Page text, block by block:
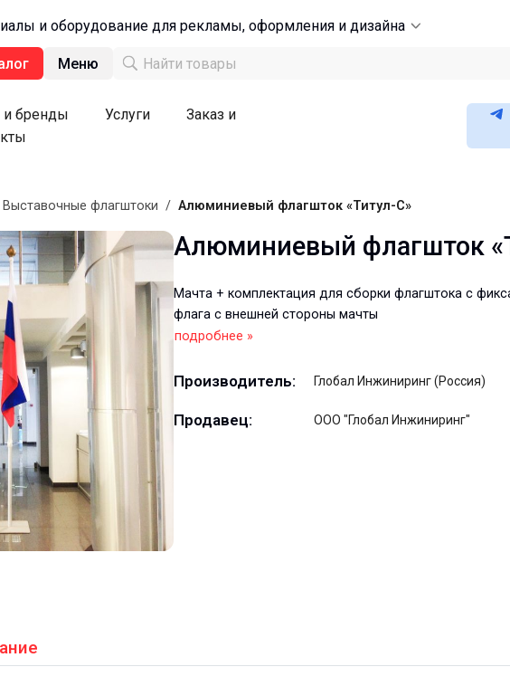
и оборудование для рекламы, оформления и дизайна
Меню
и бренды Услуги
Заказ и
Выставочные флагштоки / Алюминиевый флагшток «Титул-С»
Алюминиевый флагшток
Мачта + комплектация для сборки флагштока с
флага с внешней стороны мачты
подробнее »
Производитель: Глобал Инжиниринг (Россия)
Продавец: ООО "Глобал Инжиниринг"